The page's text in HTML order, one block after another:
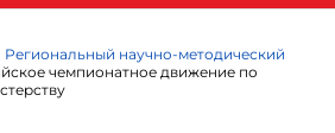
Региональный научно-методический
чемпионатное движение по